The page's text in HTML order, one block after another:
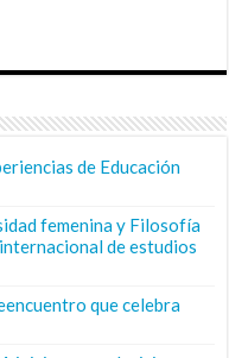
de Educación
femenina y Filosofía
de estudios
que celebra